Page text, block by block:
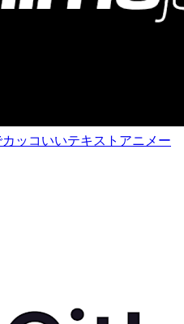
ッコいいテキストアニメー